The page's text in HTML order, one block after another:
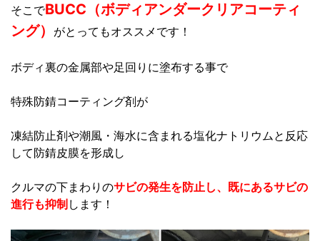
そこでBUCC（ボディアンダークリアコーティ
ング）
がとってもオススメです！
ボディ裏の金属部や足回りに塗布する事で
特殊防錆コーティング剤が
凍結防止剤や潮風・海水に含まれる塩化ナトリウムと反応
して防錆皮膜を形成し
クルマの下まわりのサビの発生を防止し、既にあるサビの
進行も抑制 します！